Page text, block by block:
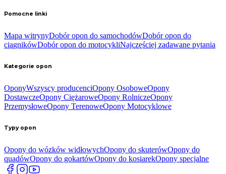
Pomocne linki
Mapa witrynyDobór opon do samochodówDobór opon do
ciągnikówDobór opon do motocykliNajczęściej zadawane pytania
Kategorie opon
OponyWszyscy producenciOpony OsoboweOpony
DostawczeOpony CiężaroweOpony RolniczeOpony
PrzemysłoweOpony TerenoweOpony Motocyklowe
Typy opon
Opony do wózków widłowychOpony do skuterówOpony do
quadówOpony do gokartówOpony do kosiarekOpony specjalne